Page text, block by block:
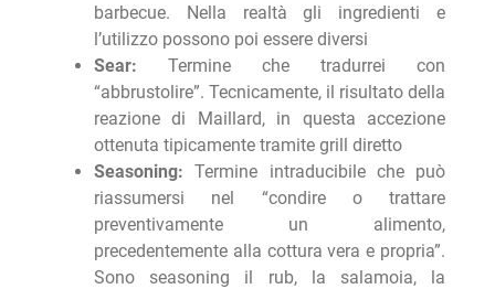
barbecue. Nella realtà gli ingredienti e
l’utilizzo possono poi essere diversi
Sear: Termine che tradurrei con
“abbrustolire”. Tecnicamente, il risultato della
reazione di Maillard, in questa accezione
ottenuta tipicamente tramite grill diretto
Seasoning:Termine intraducibile che può
riassumersi nel “condire o trattare
preventivamente un alimento,
precedentemente alla cottura vera e propria”.
Sono seasoning il rub, la salamoia, la